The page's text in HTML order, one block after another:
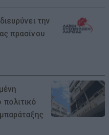
την
πρασίνου